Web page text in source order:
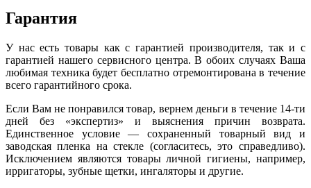
Гарантия
У нас есть товары как с гарантией производителя, так и с
гарантией нашего сервисного центра. В обоих случаях Ваша
любимая техника будет бесплатно отремонтирована в течение
всего гарантийного срока.
Если Вам не понравился товар, вернем деньги в течение 14-ти
дней без «экспертиз» и выяснения причин возврата.
Единственное условие — сохраненный товарный вид и
заводская пленка на стекле (согласитесь, это справедливо).
Исключением являются товары личной гигиены, например,
ирригаторы, зубные щетки, ингаляторы и другие.